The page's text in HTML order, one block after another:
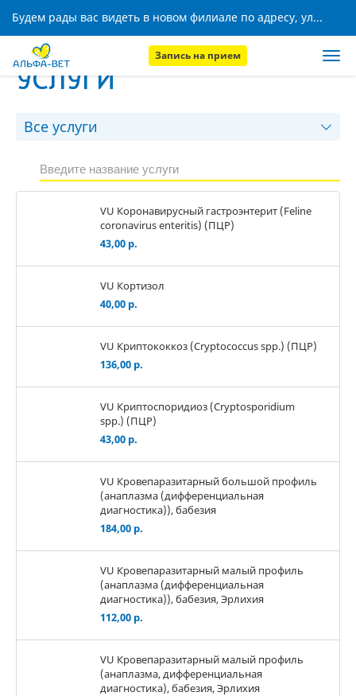
Будем рады вас видеть в новом филиале по адресу, ул. Кижеватова, 8!
Запись на прием
УСЛУГИ
VU Коронавирусный гастроэнтерит (Feline
coronavirus enteritis) (ПЦР)
43,00 р.
VU Кортизол
40,00 р.
VU Криптококкоз (Cryptococcus spp.) (ПЦР)
136,00 р.
VU Криптоспоридиоз (Cryptosporidium
spp.) (ПЦР)
43,00 р.
VU Кровепаразитарный большой профиль
(анаплазма (дифференциальная
диагностика)), бабезия
184,00 р.
VU Кровепаразитарный малый профиль
(анаплазма (дифференциальная
диагностика)), бабезия, Эрлихия
112,00 р.
VU Кровепаразитарный малый профиль
(анаплазма, дифференциальная
диагностика), бабезия, Эрлихия